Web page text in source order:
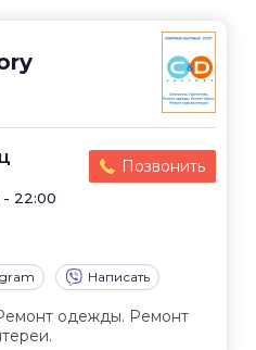
- 22:00
Позвонить
Написать
одежды. Ремонт